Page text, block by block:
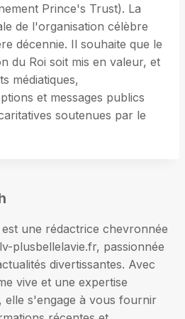
Prince's Trust). La
de l'organisation célèbre
décennie. Il souhaite que le
du Roi soit mis en valeur, et
médiatiques,
et messages publics
soutenues par le
une rédactrice chevronnée
plusbellelavie.fr, passionnée
divertissantes. Avec
vive et une expertise
elle s'engage à vous fournir